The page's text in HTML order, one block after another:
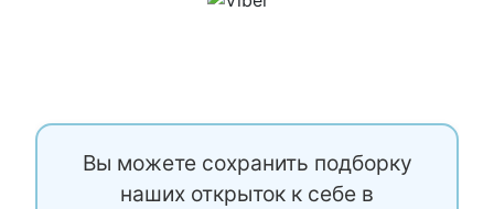
Вы можете сохранить подборку
наших открыток к себе в